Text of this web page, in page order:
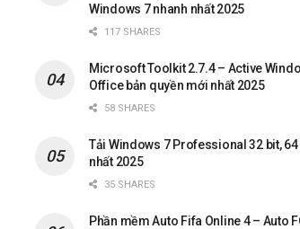
Windows 7 nhanh nhất 2025
117 SHARES
Microsoft Toolkit 2.7.4 – Active
Office bản quyền mới nhất 2025
58 SHARES
Tải Windows 7 Professional 32 bit,
nhất 2025
35 SHARES
Phần mềm Auto Fifa Online 4 – Auto